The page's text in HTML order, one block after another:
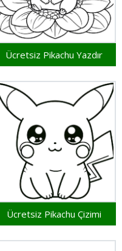
Ücretsiz Pikachu Yazdır
Ücretsiz Pikachu Çizimi